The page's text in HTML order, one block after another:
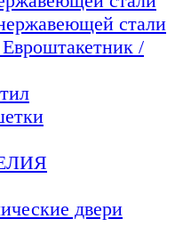
стали
/
двери